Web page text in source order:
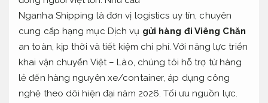
Nganha Shipping là đơn vị logistics uy tín, chuyên
cung cấp hạng mục Dịch vụ gửi hàng đi Viêng Chăn
an toàn, kịp thời và tiết kiệm chi phí. Với năng lực triển
khai vận chuyển Việt – Lào, chúng tôi hỗ trợ từ hàng
lẻ đến hàng nguyên xe/container, áp dụng công
nghệ theo dõi hiện đại năm 2026.Tối ưu nguồn lực.